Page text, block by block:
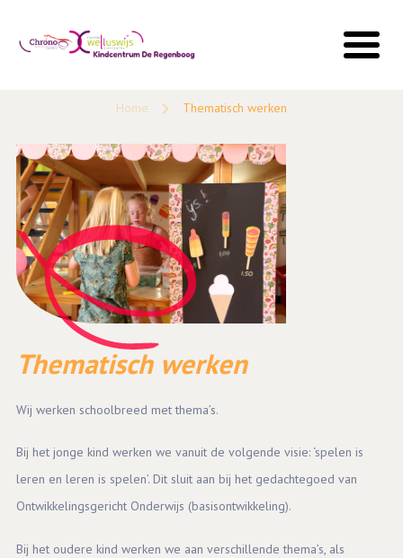
Home Thematisch werken
Thematisch werken
Wij werken schoolbreed met thema’s.
Bij het jonge kind werken we vanuit de volgende visie: ‘spelen is
leren en leren is spelen’. Dit sluit aan bij het gedachtegoed van
Ontwikkelingsgericht Onderwijs (basisontwikkeling).
Bij het oudere kind werken we aan verschillende thema’s, als